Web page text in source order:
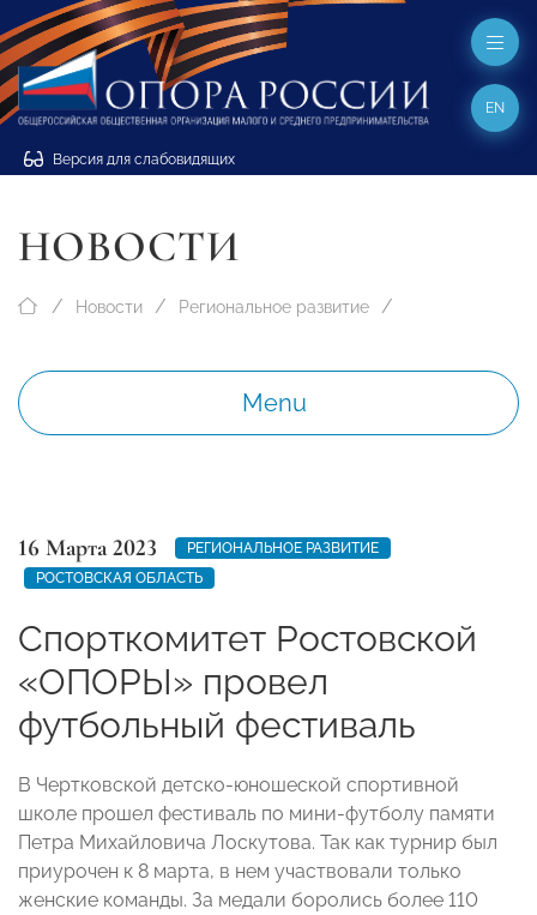
Версия для слабовидящих
EN
НОВОСТИ
Новости Региональное развитие
Menu
16 Марта 2023
РЕГИОНАЛЬНОЕ РАЗВИТИЕ
РОСТОВСКАЯ ОБЛАСТЬ
Спорткомитет Ростовской
«ОПОРЫ» провел
футбольный фестиваль
В Чертковской детско-юношеской спортивной
школе прошел фестиваль по мини-футболу памяти
Петра Михайловича Лоскутова. Так как турнир был
приурочен к 8 марта, в нем участвовали только
женские команды. За медали боролись более 110